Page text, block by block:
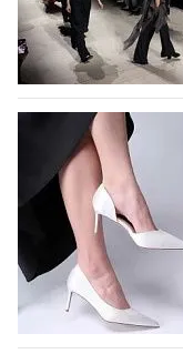
На участие в
подано 1047
На участие в
которая пройдет
по 1 октября, уже
половину из них
коллекции
07.08.2026 844